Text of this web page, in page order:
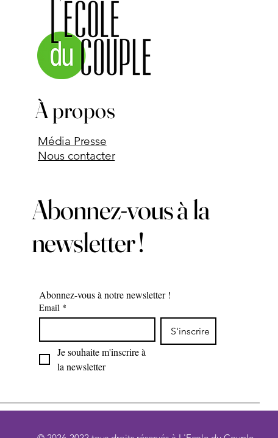
À propos
Média Presse
Nous contacter
Abonnez-vous à la
newsletter !
Abonnez-vous à notre newsletter !
Email *
S'inscrire
Je souhaite m'inscrire à
la newsletter